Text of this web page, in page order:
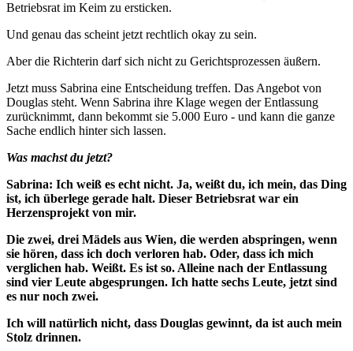
Betriebsrat im Keim zu ersticken.
Und genau das scheint jetzt rechtlich okay zu sein.
Aber die Richterin darf sich nicht zu Gerichtsprozessen äußern.
Jetzt muss Sabrina eine Entscheidung treffen. Das Angebot von
Douglas steht. Wenn Sabrina ihre Klage wegen der Entlassung
zurücknimmt, dann bekommt sie 5.000 Euro - und kann die ganze
Sache endlich hinter sich lassen.
Was machst du jetzt?
Sabrina: Ich weiß es echt nicht. Ja, weißt du, ich mein, das Ding
ist, ich überlege gerade halt. Dieser Betriebsrat war ein
Herzensprojekt von mir.
Die zwei, drei Mädels aus Wien, die werden abspringen, wenn
sie hören, dass ich doch verloren hab. Oder, dass ich mich
verglichen hab. Weißt. Es ist so. Alleine nach der Entlassung
sind vier Leute abgesprungen. Ich hatte sechs Leute, jetzt sind
es nur noch zwei.
Ich will natürlich nicht, dass Douglas gewinnt, da ist auch mein
Stolz drinnen.